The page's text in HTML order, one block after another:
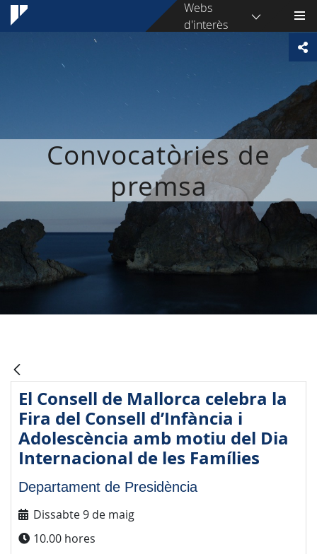
Webs
d'interès
Convocatòries de
premsa
El Consell de Mallorca celebra la
Fira del Consell d’Infància i
Adolescència amb motiu del Dia
Internacional de les Famílies
Departament de Presidència
Dissabte 9 de maig
10.00 hores